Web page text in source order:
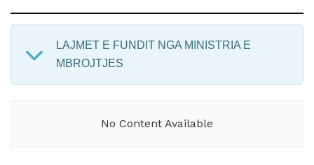
LAJMET E FUNDIT NGA MINISTRIA E
MBROJTJES
No Content Available